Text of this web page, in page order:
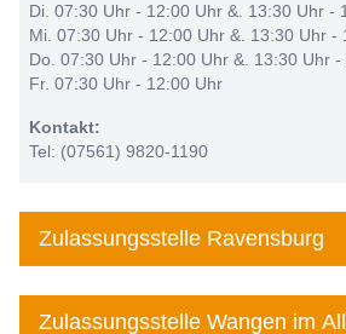
Di. 07:30 Uhr - 12:00 Uhr &. 13:30 Uhr -
Mi. 07:30 Uhr - 12:00 Uhr &. 13:30 Uhr -
Do. 07:30 Uhr - 12:00 Uhr &. 13:30 Uhr
Fr. 07:30 Uhr - 12:00 Uhr
Kontakt:
Tel: (07561) 9820-1190
Zulassungsstelle Ravensburg
Zulassungsstelle Wangen im